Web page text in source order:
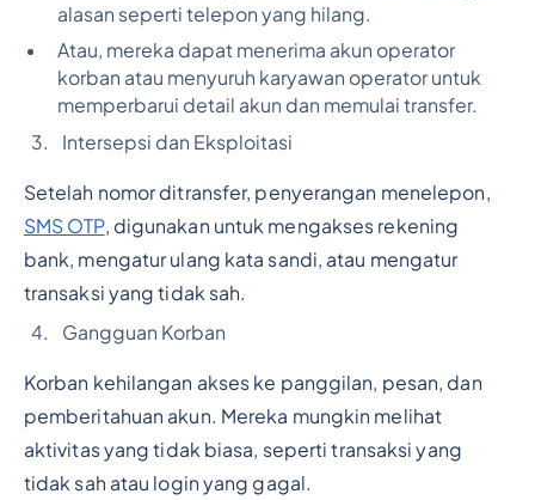
alasan seperti telepon yang hilang.
Atau, mereka dapat menerima akun operator
korban atau menyuruh karyawan operator untuk
memperbarui detail akun dan memulai transfer.
Intersepsi dan Eksploitasi
Setelah nomor ditransfer, penyerangan menelepon,
SMS OTP, digunakan untuk mengakses rekening
bank, mengatur ulang kata sandi, atau mengatur
transaksi yang tidak sah.
Gangguan Korban
Korban kehilangan akses ke panggilan, pesan, dan
pemberitahuan akun. Mereka mungkin melihat
aktivitas yang tidak biasa, seperti transaksi yang
tidak sah atau login yang gagal.